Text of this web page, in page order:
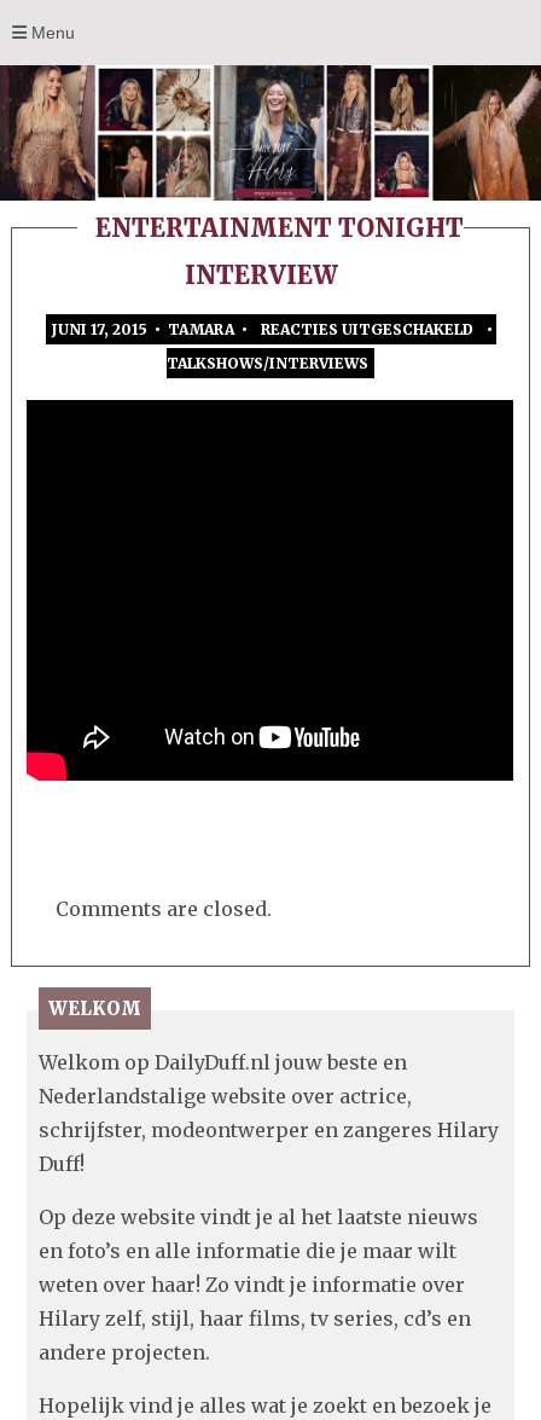
Menu
ENTERTAINMENT TONIGHT
INTERVIEW
JUNI 17, 2015 • TAMARA • REACTIES UITGESCHAKELD
VOOR
•
TALKSHOWS/INTERVIEWS
Comments are closed.
WELKOM
Welkom op DailyDuff.nl jouw beste en
Nederlandstalige website over actrice,
schrijfster, modeontwerper en zangeres Hilary
Duff!
Op deze website vindt je al het laatste nieuws
en foto’s en alle informatie die je maar wilt
weten over haar! Zo vindt je informatie over
Hilary zelf, stijl, haar films, tv series, cd’s en
andere projecten.
Hopelijk vind je alles wat je zoekt en bezoek je